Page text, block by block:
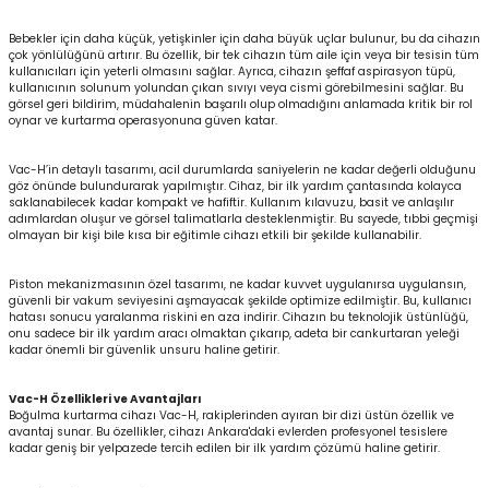
Bebekler için daha küçük, yetişkinler için daha büyük uçlar bulunur, bu da cihazın
çok yönlülüğünü artırır. Bu özellik, bir tek cihazın tüm aile için veya bir tesisin tüm
kullanıcıları için yeterli olmasını sağlar. Ayrıca, cihazın şeffaf aspirasyon tüpü,
kullanıcının solunum yolundan çıkan sıvıyı veya cismi görebilmesini sağlar. Bu
görsel geri bildirim, müdahalenin başarılı olup olmadığını anlamada kritik bir rol
oynar ve kurtarma operasyonuna güven katar.
Vac-H’in detaylı tasarımı, acil durumlarda saniyelerin ne kadar değerli olduğunu
göz önünde bulundurarak yapılmıştır. Cihaz, bir ilk yardım çantasında kolayca
saklanabilecek kadar kompakt ve hafiftir. Kullanım kılavuzu, basit ve anlaşılır
adımlardan oluşur ve görsel talimatlarla desteklenmiştir. Bu sayede, tıbbi geçmişi
olmayan bir kişi bile kısa bir eğitimle cihazı etkili bir şekilde kullanabilir.
Piston mekanizmasının özel tasarımı, ne kadar kuvvet uygulanırsa uygulansın,
güvenli bir vakum seviyesini aşmayacak şekilde optimize edilmiştir. Bu, kullanıcı
hatası sonucu yaralanma riskini en aza indirir. Cihazın bu teknolojik üstünlüğü,
onu sadece bir ilk yardım aracı olmaktan çıkarıp, adeta bir cankurtaran yeleği
kadar önemli bir güvenlik unsuru haline getirir.
Vac-H Özellikleri ve Avantajları
Boğulma kurtarma cihazı Vac-H, rakiplerinden ayıran bir dizi üstün özellik ve
avantaj sunar. Bu özellikler, cihazı Ankara'daki evlerden profesyonel tesislere
kadar geniş bir yelpazede tercih edilen bir ilk yardım çözümü haline getirir.